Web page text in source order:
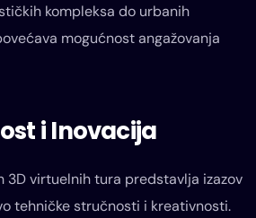
kompleksa do urbanih
mogućnost angažovanja
i Inovacija
3D virtuelnih tura predstavlja izazov
tehničke stručnosti i kreativnosti.